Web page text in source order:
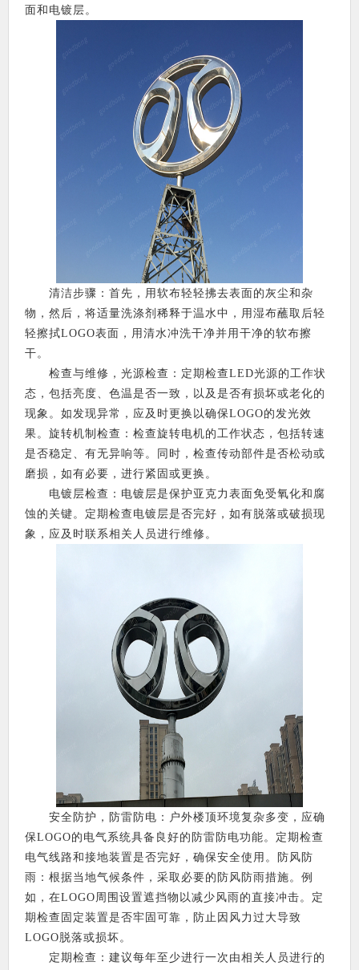
面和电镀层。
清洁步骤：首先，用软布轻轻拂去表面的灰尘和杂
物，然后，将适量洗涤剂稀释于温水中，用湿布蘸取后轻
轻擦拭LOGO表面，用清水冲洗干净并用干净的软布擦
干。
检查与维修，光源检查：定期检查LED光源的工作状
态，包括亮度、色温是否一致，以及是否有损坏或老化的
现象。如发现异常，应及时更换以确保LOGO的发光效
果。旋转机制检查：检查旋转电机的工作状态，包括转速
是否稳定、有无异响等。同时，检查传动部件是否松动或
磨损，如有必要，进行紧固或更换。
电镀层检查：电镀层是保护亚克力表面免受氧化和腐
蚀的关键。定期检查电镀层是否完好，如有脱落或破损现
象，应及时联系相关人员进行维修。
安全防护，防雷防电：户外楼顶环境复杂多变，应确
保LOGO的电气系统具备良好的防雷防电功能。定期检查
电气线路和接地装置是否完好，确保安全使用。防风防
雨：根据当地气候条件，采取必要的防风防雨措施。例
如，在LOGO周围设置遮挡物以减少风雨的直接冲击。定
期检查固定装置是否牢固可靠，防止因风力过大导致
LOGO脱落或损坏。
定期检查：建议每年至少进行一次由相关人员进行的